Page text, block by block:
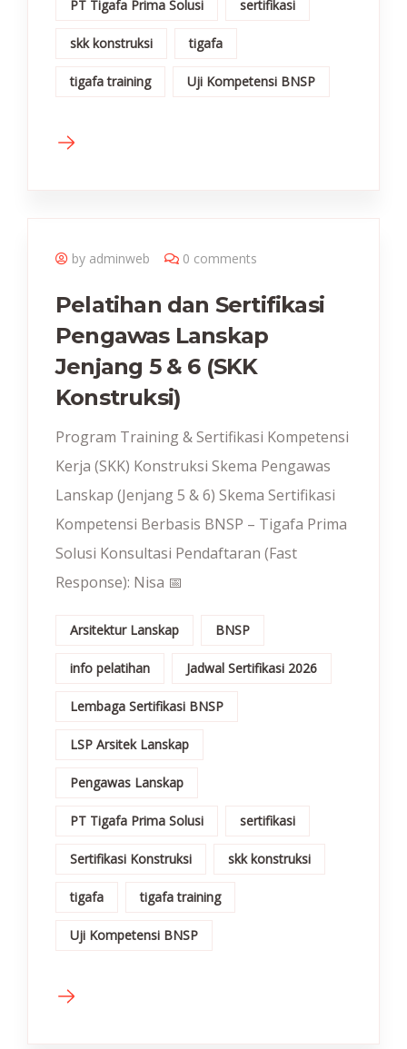
PT Tigafa Prima Solusi sertifikasi
skk konstruksi tigafa
tigafa training Uji Kompetensi BNSP
by adminweb 0 comments
Pelatihan dan Sertifikasi
Pengawas Lanskap
Jenjang 5 & 6 (SKK
Konstruksi)
Program Training & Sertifikasi Kompetensi
Kerja (SKK) Konstruksi Skema Pengawas
Lanskap (Jenjang 5 & 6) Skema Sertifikasi
Kompetensi Berbasis BNSP – Tigafa Prima
Solusi Konsultasi Pendaftaran (Fast
Response): Nisa 📅
Arsitektur Lanskap BNSP
info pelatihan Jadwal Sertifikasi 2026
Lembaga Sertifikasi BNSP
LSP Arsitek Lanskap
Pengawas Lanskap
PT Tigafa Prima Solusi sertifikasi
Sertifikasi Konstruksi skk konstruksi
tigafa tigafa training
Uji Kompetensi BNSP